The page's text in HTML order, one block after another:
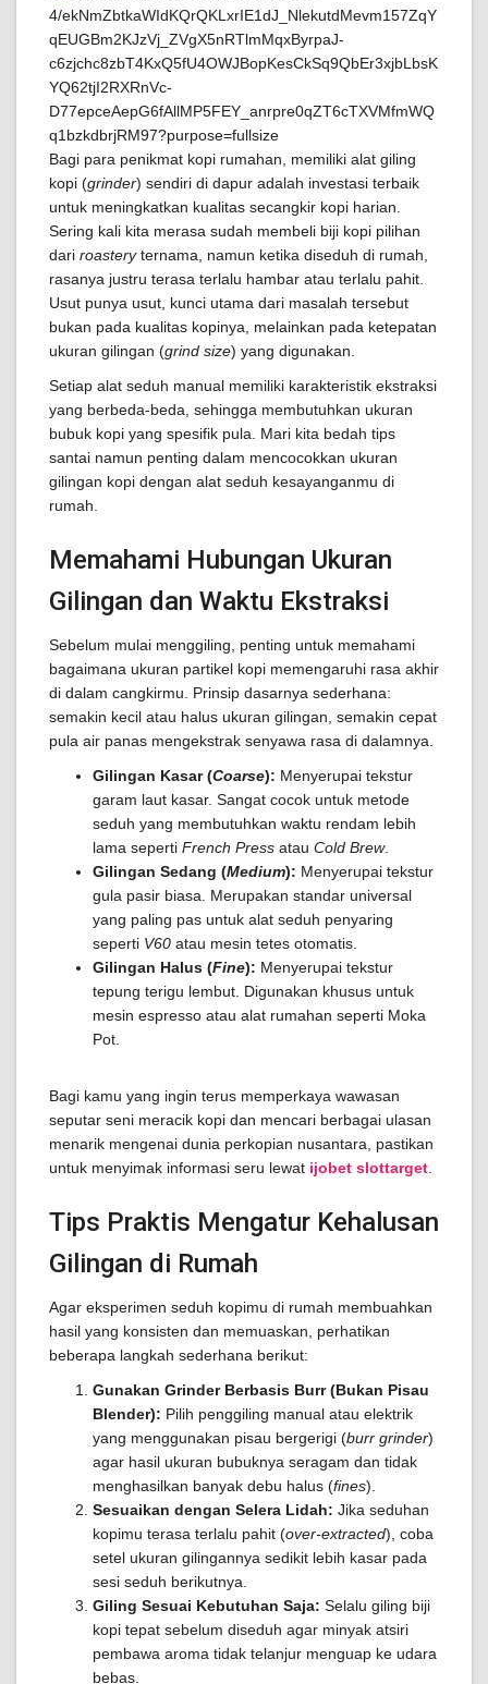
Bagi para penikmat kopi rumahan, memiliki alat giling
kopi (grinder) sendiri di dapur adalah investasi terbaik
untuk meningkatkan kualitas secangkir kopi harian.
Sering kali kita merasa sudah membeli biji kopi pilihan
dari roasteryternama, namun ketika diseduh di rumah,
rasanya justru terasa terlalu hambar atau terlalu pahit.
Usut punya usut, kunci utama dari masalah tersebut
bukan pada kualitas kopinya, melainkan pada ketepatan
ukuran gilingan (grind size) yang digunakan.
Setiap alat seduh manual memiliki karakteristik ekstraksi
yang berbeda-beda, sehingga membutuhkan ukuran
bubuk kopi yang spesifik pula. Mari kita bedah tips
santai namun penting dalam mencocokkan ukuran
gilingan kopi dengan alat seduh kesayanganmu di
rumah.
Memahami Hubungan Ukuran
Gilingan dan Waktu Ekstraksi
Sebelum mulai menggiling, penting untuk memahami
bagaimana ukuran partikel kopi memengaruhi rasa akhir
di dalam cangkirmu. Prinsip dasarnya sederhana:
semakin kecil atau halus ukuran gilingan, semakin cepat
pula air panas mengekstrak senyawa rasa di dalamnya.
Gilingan Kasar (Coarse): Menyerupai tekstur
garam laut kasar. Sangat cocok untuk metode
seduh yang membutuhkan waktu rendam lebih
lama seperti French Press atau Cold Brew.
Gilingan Sedang (Medium): Menyerupai tekstur
gula pasir biasa. Merupakan standar universal
yang paling pas untuk alat seduh penyaring
seperti V60 atau mesin tetes otomatis.
Gilingan Halus (Fine): Menyerupai tekstur
tepung terigu lembut. Digunakan khusus untuk
mesin espresso atau alat rumahan seperti Moka
Pot.
Bagi kamu yang ingin terus memperkaya wawasan
seputar seni meracik kopi dan mencari berbagai ulasan
menarik mengenai dunia perkopian nusantara, pastikan
untuk menyimak informasi seru lewat ijobet slottarget
Tips Praktis Mengatur Kehalusan
Gilingan di Rumah
Agar eksperimen seduh kopimu di rumah membuahkan
hasil yang konsisten dan memuaskan, perhatikan
beberapa langkah sederhana berikut:
Gunakan Grinder Berbasis Burr (Bukan Pisau
Blender): Pilih penggiling manual atau elektrik
yang menggunakan pisau bergerigi (burr grinder)
agar hasil ukuran bubuknya seragam dan tidak
menghasilkan banyak debu halus (fines).
Sesuaikan dengan Selera Lidah: Jika seduhan
kopimu terasa terlalu pahit (over-extracted), coba
setel ukuran gilingannya sedikit lebih kasar pada
sesi seduh berikutnya.
Giling Sesuai Kebutuhan Saja: Selalu giling biji
kopi tepat sebelum diseduh agar minyak atsiri
pembawa aroma tidak telanjur menguap ke udara
bebas.